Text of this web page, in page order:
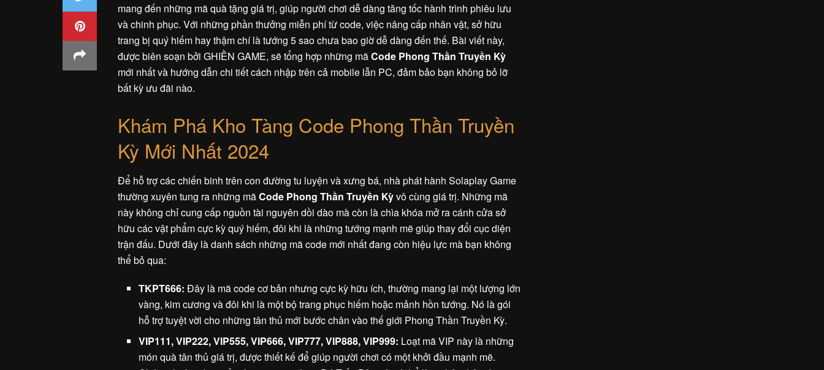
mang đến những mã quà tặng giá trị, giúp người chơi dễ dàng tăng tốc hành trình phiêu lưu
và chinh phục. Với những phần thưởng miễn phí từ code, việc nâng cấp nhân vật, sở hữu
trang bị quý hiếm hay thậm chí là tướng 5 sao chưa bao giờ dễ dàng đến thế. Bài viết này,
được biên soạn bởi GHIỀN GAME, sẽ tổng hợp những mãCode Phong Thần Truyền Kỳ
mới nhất và hướng dẫn chi tiết cách nhập trên cả mobile lẫn PC, đảm bảo bạn không bỏ lỡ
bất kỳ ưu đãi nào.
Khám Phá Kho Tàng Code Phong Thần Truyền
Kỳ Mới Nhất 2024
Để hỗ trợ các chiến binh trên con đường tu luyện và xưng bá, nhà phát hành Solaplay Game
thường xuyên tung ra những mãCode Phong Thần Truyền Kỳvô cùng giá trị. Những mã
này không chỉ cung cấp nguồn tài nguyên dồi dào mà còn là chìa khóa mở ra cánh cửa sở
hữu các vật phẩm cực kỳ quý hiếm, đôi khi là những tướng mạnh mẽ giúp thay đổi cục diện
trận đấu. Dưới đây là danh sách những mã code mới nhất đang còn hiệu lực mà bạn không
thể bỏ qua:
TKPT666: Đây là mã code cơ bản nhưng cực kỳ hữu ích, thường mang lại một lượng lớn
vàng, kim cương và đôi khi là một bộ trang phục hiếm hoặc mảnh hồn tướng. Nó là gói
hỗ trợ tuyệt vời cho những tân thủ mới bước chân vào thế giới Phong Thần Truyền Kỳ.
VIP111, VIP222, VIP555, VIP666, VIP777, VIP888, VIP999: Loạt mã VIP này là những
món quà tân thủ giá trị, được thiết kế để giúp người chơi có một khởi đầu mạnh mẽ.